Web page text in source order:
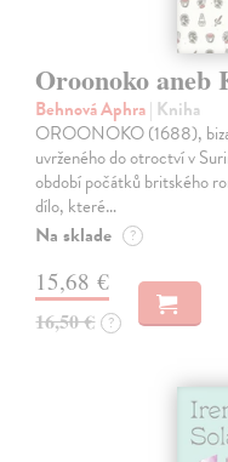
Oroonoko
Behnová Aphra| Kniha
OROONOKO (1688),
uvrženého do otroctví v
období počátků britského
dílo, které…
Na sklade ?
15,68 €
16,50 € ?